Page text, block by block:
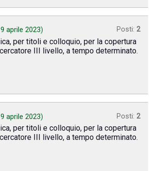
9 aprile 2023) Posti: 2
per titoli e colloquio, per la copertura
III livello, a tempo determinato.
9 aprile 2023) Posti: 2
per titoli e colloquio, per la copertura
III livello, a tempo determinato.